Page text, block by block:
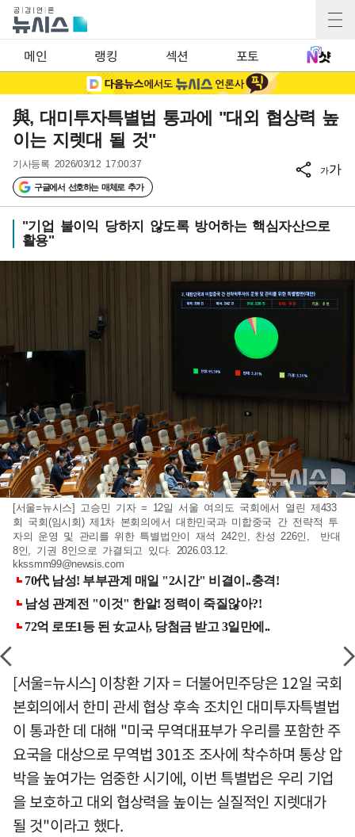
메인 랭킹 섹션 포토
與, 대미투자특별법 통과에 "대외 협상력 높
이는 지렛대 될 것"
기사등록 2026/03/12 17:00:37
구글에서 선호하는 매체로 추가
가가
"기업 불이익 당하지 않도록 방어하는 핵심자산으로
활용"
[서울=뉴시스] 고승민 기자 = 12일 서울 여의도 국회에서 열린 제433
회 국회(임시회) 제1차 본회의에서 대한민국과 미합중국 간 전략적 투
자의 운영 및 관리를 위한 특별법안이 재석 242인, 찬성 226인, 반대
8인, 기권 8인으로 가결되고 있다. 2026.03.12.
kkssmm99@newsis.com
[서울=뉴시스] 이창환 기자 = 더불어민주당은 12일 국회
본회의에서 한미 관세 협상 후속 조치인 대미투자특별법
이 통과한 데 대해 "미국 무역대표부가 우리를 포함한 주
요국을 대상으로 무역법 301조 조사에 착수하며 통상 압
박을 높여가는 엄중한 시기에, 이번 특별법은 우리 기업
을 보호하고 대외 협상력을 높이는 실질적인 지렛대가
될 것"이라고 했다.